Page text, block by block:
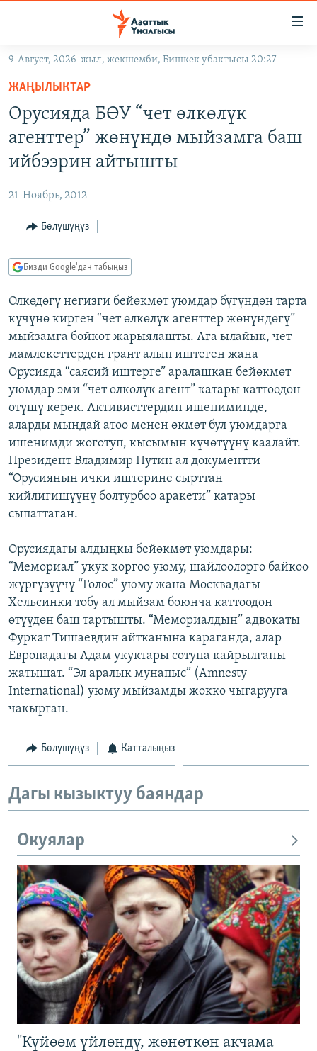
Навигацияга
өтүңүз
Издөөгө
салыңызКЫРГЫЗСТАН
САЯСАТ
МАДАНИЯТ
ДҮЙНӨ
ДҮЙНӨ
УКРАИНА
ТВ ПРОГРАММАЛАР
БҮГҮН АЗАТТЫКТА
ДАНИСТЕ
ЭЖЕ-СИҢДИЛЕР
АЗАТТЫК+
ЫҢГАЙСЫЗ СУРООЛОР
ПОДКАСТ
ОНЛАЙН ШЕРИНЕ
ЭЕ/АРнун бардык сайттары
9-Август, 2026-жыл, жекшемби, Бишкек убактысы 20:27
ЖАҢЫЛЫКТАР
Орусияда БӨУ “чет өлкөлүк
агенттер” жөнүндө мыйзамга баш
ийбээрин айтышты
21-Ноябрь, 2012
Бөлүшүңүз
Бизди Google'дан табыңыз
Өлкөдөгү негизги бейөкмөт уюмдар бүгүндөн тарта
күчүнө кирген “чет өлкөлүк агенттер жөнүндөгү”
мыйзамга бойкот жарыялашты. Ага ылайык, чет
мамлекеттерден грант алып иштеген жана
Орусияда “саясий иштерге” аралашкан бейөкмөт
уюмдар эми “чет өлкөлүк агент” катары каттоодон
өтүшү керек. Активисттердин ишениминде,
аларды мындай атоо менен өкмөт бул уюмдарга
ишенимди жоготуп, кысымын күчөтүүнү каалайт.
Президент Владимир Путин ал документти
“Орусиянын ички иштерине сырттан
кийлигишүүнү болтурбоо аракети” катары
сыпаттаган.
Орусиядагы алдыңкы бейөкмөт уюмдары:
“Мемориал” укук коргоо уюму, шайлоолорго байкоо
жүргүзүүчү “Голос” уюму жана Москвадагы
Хельсинки тобу ал мыйзам боюнча каттоодон
өтүүдөн баш тартышты. “Мемориалдын” адвокаты
Фуркат Тишаевдин айтканына караганда, алар
Европадагы Адам укуктары сотуна кайрылганы
жатышат. “Эл аралык мунапыс” (Аmnesty
International) уюму мыйзамды жокко чыгарууга
чакырган.
Бөлүшүңүз Катталыңыз
Дагы кызыктуу баяндар
Окуялар
"Күйөөм үйлөндү, жөнөткөн акчама